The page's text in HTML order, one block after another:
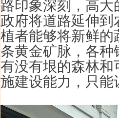
路印象深刻，高
政府将道路延伸
植者能够将新鲜的
条黄金矿脉，各
有没有垠的森林
施建设能力，只